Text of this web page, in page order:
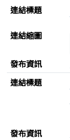
連結列表
連結標題
連結縮圖
發布資訊
連結標題
發布資訊